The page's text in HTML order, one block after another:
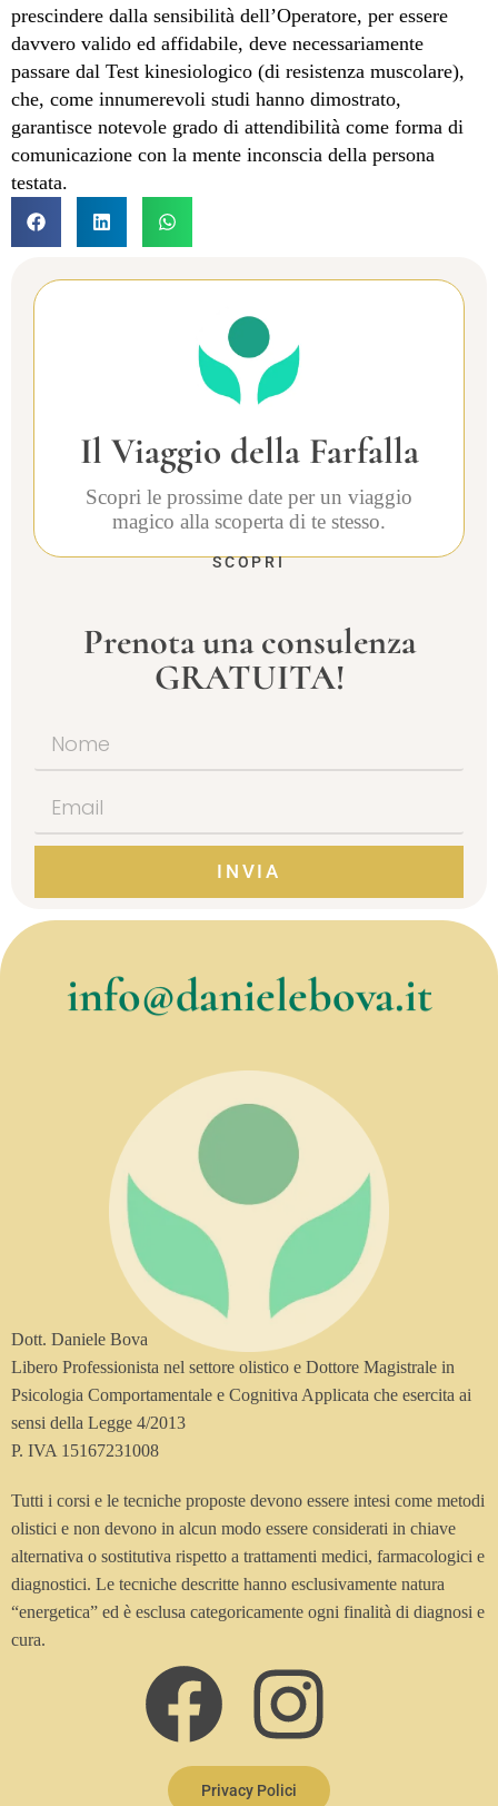
prescindere dalla sensibilità dell’Operatore, per essere
davvero valido ed affidabile, deve necessariamente
passare dal Test kinesiologico (di resistenza muscolare),
che, come innumerevoli studi hanno dimostrato,
garantisce notevole grado di attendibilità come forma di
comunicazione con la mente inconscia della persona
testata.
Il Viaggio della Farfalla
Scopri le prossime date per un viaggio
magico alla scoperta di te stesso.
SCOPRI
Prenota una consulenza
GRATUITA!
INVIA
info@danielebova.it
Dott. Daniele Bova
Libero Professionista nel settore olistico e Dottore Magistrale in
Psicologia Comportamentale e Cognitiva Applicata che esercita ai
sensi della Legge 4/2013
P. IVA 15167231008
Tutti i corsi e le tecniche proposte devono essere intesi come metodi
olistici e non devono in alcun modo essere considerati in chiave
alternativa o sostitutiva rispetto a trattamenti medici, farmacologici e
diagnostici. Le tecniche descritte hanno esclusivamente natura
“energetica” ed è esclusa categoricamente ogni finalità di diagnosi e
cura.
Privacy Polici